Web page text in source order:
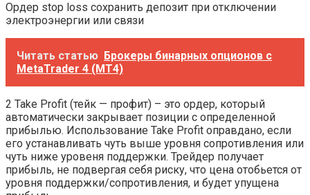
Ордер stop loss сохранить депозит при отключении
электроэнергии или связи
Читать статью Брокеры бинарных опционов с
MetaTrader 4 (MT4)
2 Take Profit (тейк — профит) – это ордер, который
автоматически закрывает позиции с определенной
прибылью. Использование Take Profit оправдано, если
его устанавливать чуть выше уровня сопротивления или
чуть ниже уровеня поддержки. Трейдер получает
прибыль, не подвергая себя риску, что цена отобьется от
уровня поддержки/сопротивления, и будет упущена